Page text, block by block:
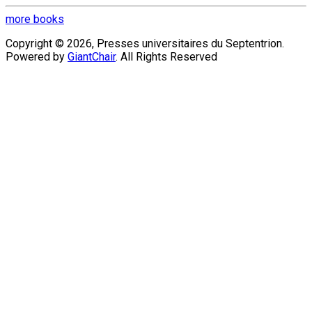
more books
Copyright © 2026, Presses universitaires du Septentrion.
Powered by GiantChair. All Rights Reserved